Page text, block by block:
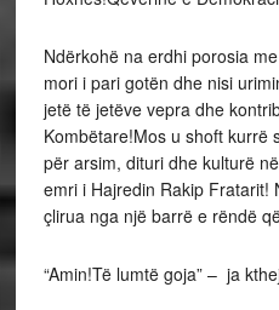
Ndërkohë na erdhi porosia
mori i pari gotën dhe nisi
jetë të jetëve vepra dhe
Kombëtare!Mos u shoft kurrë
për arsim, dituri dhe kulturë
emri i Hajredin Rakip Fratarit!
çlirua nga një barrë e rëndë
“Amin!Të lumtë goja” – ja